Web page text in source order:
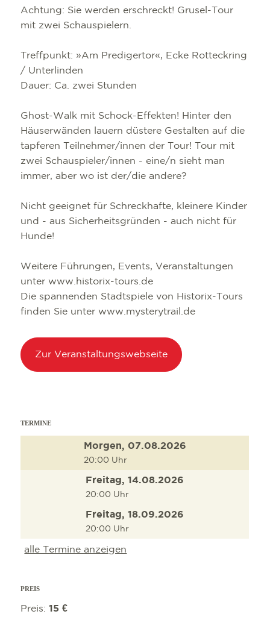
KULINARIK
KULTUR
OUTDOOR
TOP 10 EVENTS
TOURIST
ANREISE
SERVICE
FREIBURG
B2B
Achtung: Sie werden erschreckt! Grusel-Tour
mit zwei Schauspielern.
Treffpunkt: »Am Predigertor«, Ecke Rotteckring
/ Unterlinden
Dauer: Ca. zwei Stunden
Ghost-Walk mit Schock-Effekten! Hinter den
Häuserwänden lauern düstere Gestalten auf die
tapferen Teilnehmer/innen der Tour! Tour mit
zwei Schauspieler/innen - eine/n sieht man
immer, aber wo ist der/die andere?
Nicht geeignet für Schreckhafte, kleinere Kinder
und - aus Sicherheitsgründen - auch nicht für
Hunde!
Weitere Führungen, Events, Veranstaltungen
unter www.historix-tours.de
Die spannenden Stadtspiele von Historix-Tours
finden Sie unter www.mysterytrail.de
Zur Veranstaltungswebseite
TERMINE
Morgen, 07.08.2026
20:00 Uhr
Freitag, 14.08.2026
20:00 Uhr
Freitag, 18.09.2026
20:00 Uhr
alle Termine anzeigen
PREIS
Preis: 15 €